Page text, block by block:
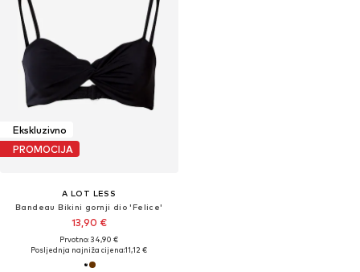
Ekskluzivno
PROMOCIJA
A LOT LESS
Bandeau Bikini gornji dio 'Felice'
13,90 €
Prvotno: 34,90 €
Posljednja najniža cijena:11,12 €